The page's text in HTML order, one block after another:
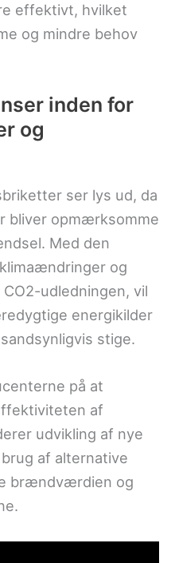
effektivt, hvilket
og mindre behov
inden for
og
ser lys ud, da
bliver opmærksomme
Med den
og
udledningen, vil
energikilder
stige.
på at
af
udvikling af nye
af alternative
brændværdien og